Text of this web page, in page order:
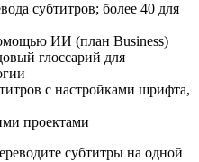
субтитров; более 40 для
ИИ (план Business)
глоссарий для
с настройками шрифта,
проектами
субтитры на одной